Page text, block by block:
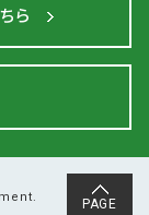
ら
PAGE